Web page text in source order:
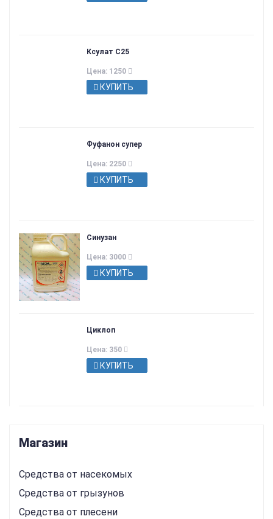
Ксулат С25
Цена: 1250
КУПИТЬ
Фуфанон супер
Цена: 2250
КУПИТЬ
Синузан
Цена: 3000
КУПИТЬ
Циклоп
Цена: 350
КУПИТЬ
Магазин
Средства от насекомых
Средства от грызунов
Средства от плесени